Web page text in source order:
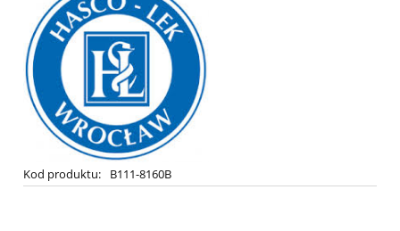
Kod produktu: B111-8160B